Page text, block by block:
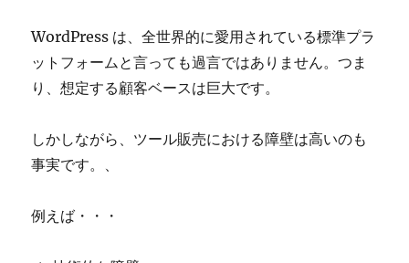
WordPress は、全世界的に愛用されている標準プラ
ットフォームと言っても過言ではありません。つま
り、想定する顧客ベースは巨大です。
しかしながら、ツール販売における障壁は高いのも
事実です。、
例えば・・・